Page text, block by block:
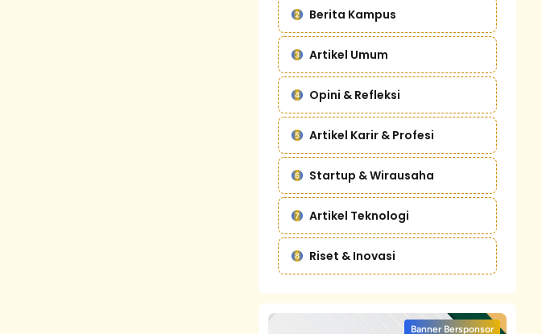
Berita Kampus
Artikel Umum
Opini & Refleksi
Artikel Karir & Profesi
Startup & Wirausaha
Artikel Teknologi
Riset & Inovasi
Banner Bersponsor